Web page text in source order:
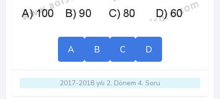
A B C D
2017-2018 yılı 2. Dönem 4. Soru